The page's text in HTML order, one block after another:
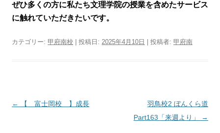
ぜひ多くの方に私たち文理学院の授業を含めたサービス
に触れていただきたいです。
カテゴリー: 甲府南校 | 投稿日: 2025年4月10日 投稿者: 甲府南
投
← 【 富士岡校 】成長
羽鳥校2 ぼんくら道
Part163「来週より」
→